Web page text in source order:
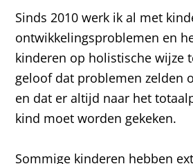
Sinds 2010 werk ik al met
ontwikkelingsproblemen en
kinderen op holistische wijze
geloof dat problemen zelden
en dat er altijd naar het
kind moet worden gekeken.
Sommige kinderen hebben